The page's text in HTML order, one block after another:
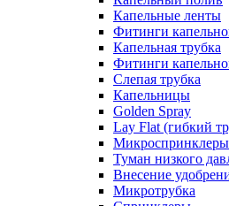
Капельные ленты
Фитинги
Капельная трубка
Фитинги
Слепая трубка
Капельницы
Golden Spray
Lay Flat (гибкий
Туман низкого
Внесение
Микротрубка